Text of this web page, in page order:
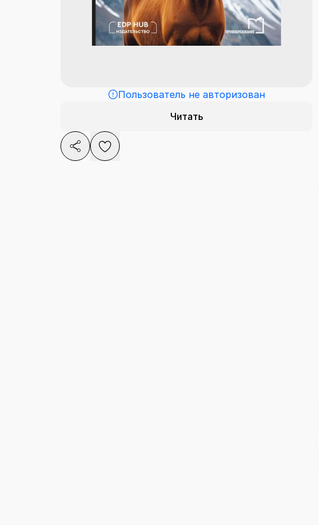
Пользователь не авторизован
Читать